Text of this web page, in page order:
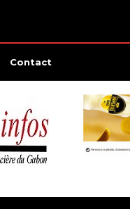
Contact